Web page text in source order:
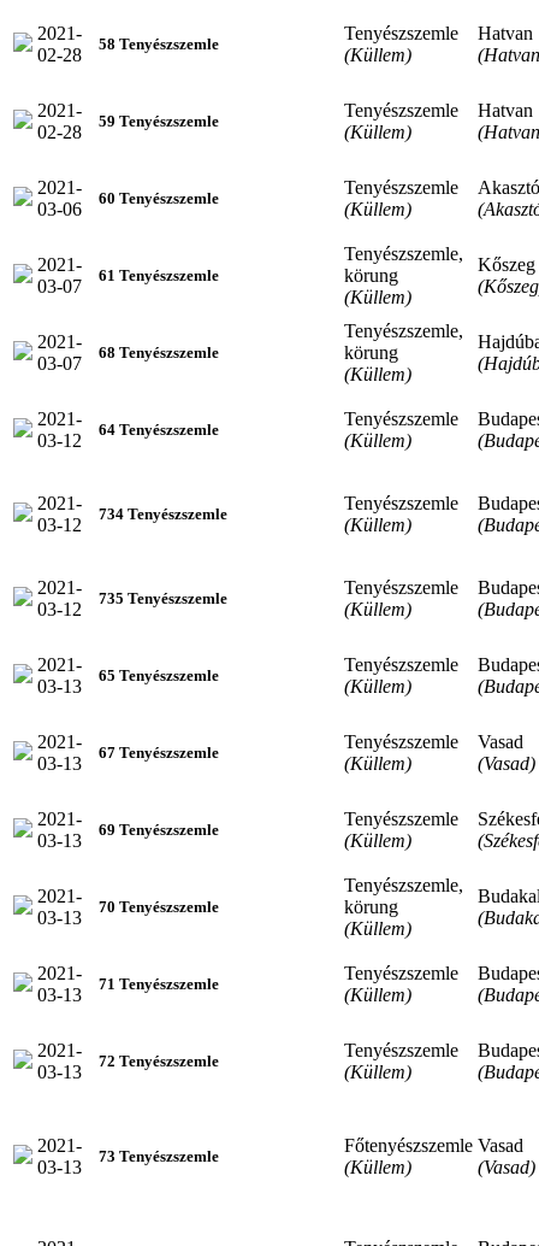
2021-
02-28
58 Tenyészszemle
Tenyészszemle
(Küllem)
Hatvan
2021-
02-28
59 Tenyészszemle
Tenyészszemle
(Küllem)
Hatvan
2021-
03-06
60 Tenyészszemle
Tenyészszemle
(Küllem)
Akasztó
2021-
03-07
61 Tenyészszemle
Tenyészszemle,
körung
(Küllem)
Kőszeg
2021-
03-07
68 Tenyészszemle
Tenyészszemle,
körung
(Küllem)
2021-
03-12
64 Tenyészszemle
Tenyészszemle
(Küllem)
2021-
03-12
734 Tenyészszemle
Tenyészszemle
(Küllem)
2021-
03-12
735 Tenyészszemle
Tenyészszemle
(Küllem)
2021-
03-13
65 Tenyészszemle
Tenyészszemle
(Küllem)
2021-
03-13
67 Tenyészszemle
Tenyészszemle
(Küllem)
Vasad
(Vasad)
2021-
03-13
69 Tenyészszemle
Tenyészszemle
(Küllem)
2021-
03-13
70 Tenyészszemle
Tenyészszemle,
körung
(Küllem)
2021-
03-13
71 Tenyészszemle
Tenyészszemle
(Küllem)
2021-
03-13
72 Tenyészszemle
Tenyészszemle
(Küllem)
2021-
03-13
73 Tenyészszemle
Főtenyészszemle
(Küllem)
Vasad
(Vasad)